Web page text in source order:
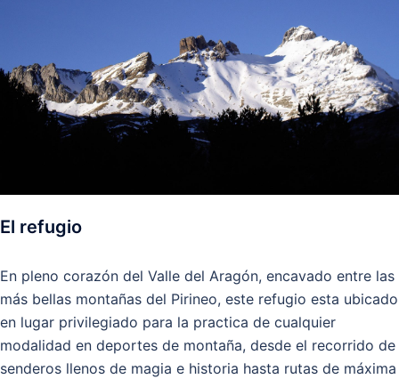
El refugio
En pleno corazón del Valle del Aragón, encavado entre las
más bellas montañas del Pirineo, este refugio esta ubicado
en lugar privilegiado para la practica de cualquier
modalidad en deportes de montaña, desde el recorrido de
senderos llenos de magia e historia hasta rutas de máxima